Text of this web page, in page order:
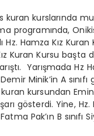
kuran kurslarında
programında,
Hamza Kız Kuran
Kuran Kursu başta
Yarışmada Hz
Minik’in A
kursundan
gösterdi. Yine, Hz.
Pak’ın B sınıfı